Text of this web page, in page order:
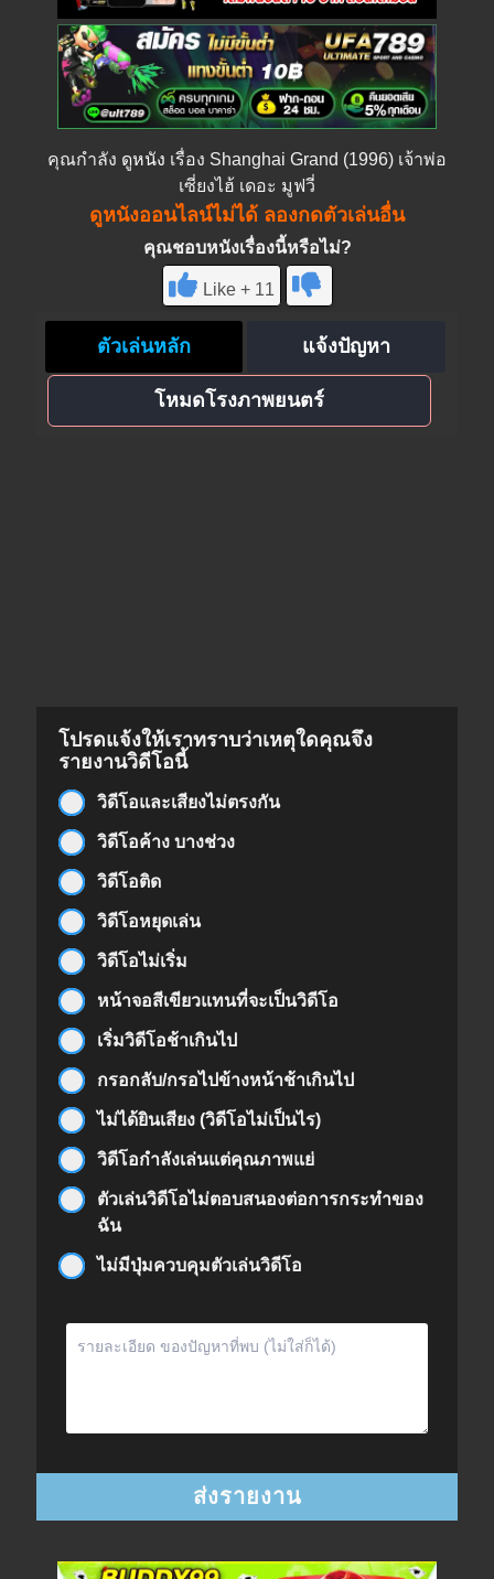
คุณกำลัง ดูหนัง เรื่อง Shanghai Grand (1996) เจ้าพ่อ
เซี่ยงไฮ้ เดอะ มูฟวี่
ดูหนังออนไลน์ไม่ได้ ลองกดตัวเล่นอื่น
คุณชอบหนังเรื่องนี้หรือไม่?
Like + 11
ตัวเล่นหลัก แจ้งปัญหา
โหมดโรงภาพยนตร์
โปรดแจ้งให้เราทราบว่าเหตุใดคุณจึง
รายงานวิดีโอนี้
วิดีโอและเสียงไม่ตรงกัน
วิดีโอค้าง บางช่วง
วิดีโอติด
วิดีโอหยุดเล่น
วิดีโอไม่เริ่ม
หน้าจอสีเขียวแทนที่จะเป็นวิดีโอ
เริ่มวิดีโอช้าเกินไป
กรอกลับ/กรอไปข้างหน้าช้าเกินไป
ไม่ได้ยินเสียง (วิดีโอไม่เป็นไร)
วิดีโอกำลังเล่นแต่คุณภาพแย่
ตัวเล่นวิดีโอไม่ตอบสนองต่อการกระทำของ
ฉัน
ไม่มีปุ่มควบคุมตัวเล่นวิดีโอ